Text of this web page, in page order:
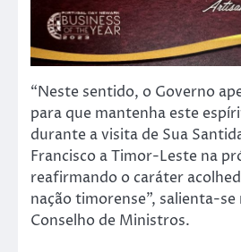
“Neste sentido, o Governo
para que mantenha este
durante a visita de Sua
Francisco a Timor-Leste na
reafirmando o caráter
nação timorense”, salienta-
Conselho de Ministros.